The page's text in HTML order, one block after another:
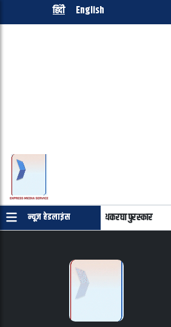
हिंदी English
न्यूज़ हेडलाइंस
22 हस्तियों को मिलेंगे प्रतिष्ठित हथकरघा पुरस्कार